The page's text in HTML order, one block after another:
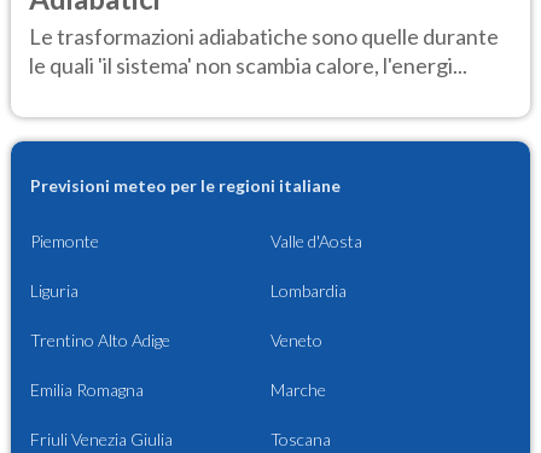
Le trasformazioni adiabatiche sono quelle durante
le quali 'il sistema' non scambia calore, l'energi...
Previsioni meteo per le regioni italiane
Piemonte Valle d'Aosta
Liguria Lombardia
Trentino Alto Adige Veneto
Emilia Romagna Marche
Friuli Venezia Giulia Toscana